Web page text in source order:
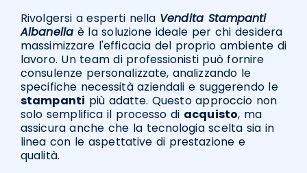
Rivolgersi a esperti nella Vendita Stampanti
Albanellaè la soluzione ideale per chi desidera
massimizzare l'efficacia del proprio ambiente di
lavoro. Un team di professionisti può fornire
consulenze personalizzate, analizzando le
specifiche necessità aziendali e suggerendo le
stampanti più adatte. Questo approccio non
solo semplifica il processo di acquisto, ma
assicura anche che la tecnologia scelta sia in
linea con le aspettative di prestazione e
qualità.